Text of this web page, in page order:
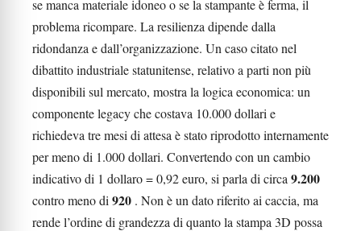
se manca materiale idoneo o se la stampante è ferma, il
problema ricompare. La resilienza dipende dalla
ridondanza e dall’organizzazione. Un caso citato nel
dibattito industriale statunitense, relativo a parti non più
disponibili sul mercato, mostra la logica economica: un
componente legacy che costava 10.000 dollari e
richiedeva tre mesi di attesa è stato riprodotto internamente
per meno di 1.000 dollari. Convertendo con un cambio
indicativo di 1 dollaro = 0,92 euro, si parla di circa 9.200
contro meno di 920 . Non è un dato riferito ai caccia, ma
rende l’ordine di grandezza di quanto la stampa 3D possa